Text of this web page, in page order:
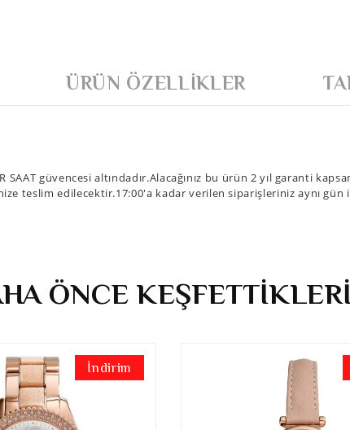
ÜRÜN ÖZELLIKLER
SAAT güvencesi altındadır.Alacağınız bu ürün 2 yıl garanti
teslim edilecektir.17:00'a kadar verilen siparişleriniz aynı
ÖNCE
İndirim